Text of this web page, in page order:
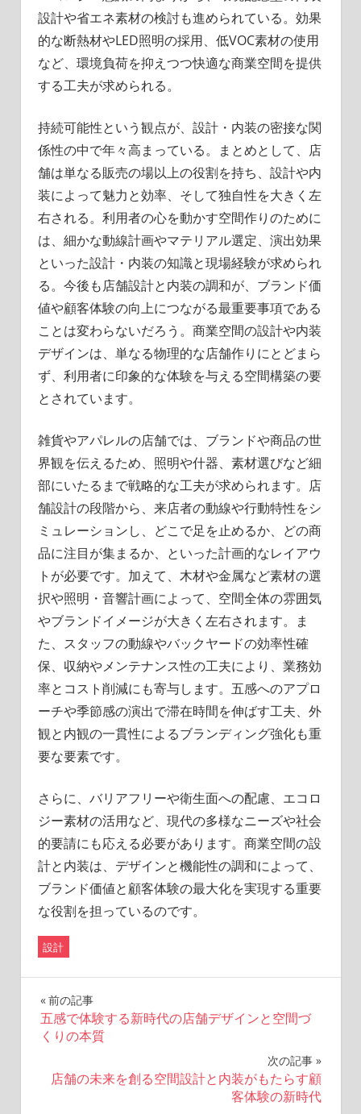
設計や省エネ素材の検討も進められている。効果
的な断熱材やLED照明の採用、低VOC素材の使用
など、環境負荷を抑えつつ快適な商業空間を提供
する工夫が求められる。
持続可能性という観点が、設計・内装の密接な関
係性の中で年々高まっている。まとめとして、店
舗は単なる販売の場以上の役割を持ち、設計や内
装によって魅力と効率、そして独自性を大きく左
右される。利用者の心を動かす空間作りのために
は、細かな動線計画やマテリアル選定、演出効果
といった設計・内装の知識と現場経験が求められ
る。今後も店舗設計と内装の調和が、ブランド価
値や顧客体験の向上につながる最重要事項である
ことは変わらないだろう。商業空間の設計や内装
デザインは、単なる物理的な店舗作りにとどまら
ず、利用者に印象的な体験を与える空間構築の要
とされています。
雑貨やアパレルの店舗では、ブランドや商品の世
界観を伝えるため、照明や什器、素材選びなど細
部にいたるまで戦略的な工夫が求められます。店
舗設計の段階から、来店者の動線や行動特性をシ
ミュレーションし、どこで足を止めるか、どの商
品に注目が集まるか、といった計画的なレイアウ
トが必要です。加えて、木材や金属など素材の選
択や照明・音響計画によって、空間全体の雰囲気
やブランドイメージが大きく左右されます。ま
た、スタッフの動線やバックヤードの効率性確
保、収納やメンテナンス性の工夫により、業務効
率とコスト削減にも寄与します。五感へのアプロ
ーチや季節感の演出で滞在時間を伸ばす工夫、外
観と内観の一貫性によるブランディング強化も重
要な要素です。
さらに、バリアフリーや衛生面への配慮、エコロ
ジー素材の活用など、現代の多様なニーズや社会
的要請にも応える必要があります。商業空間の設
計と内装は、デザインと機能性の調和によって、
ブランド価値と顧客体験の最大化を実現する重要
な役割を担っているのです。
設計
投
稿
ナ
前の記事
五感で体験する新時代の店舗デザインと空間づ
くりの本質
次の記事
店舗の未来を創る空間設計と内装がもたらす顧
客体験の新時代